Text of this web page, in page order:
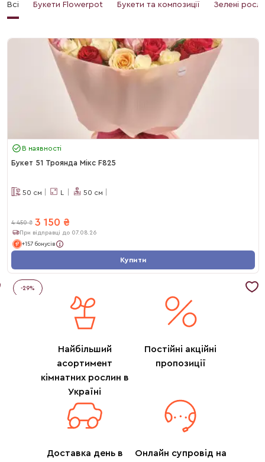
Всі Букети Flowerpot Букети та композиції Зелені
В наявності
Букет 51 Троянда Мікс F825
50 см L 50 см
4 450 ₴ 3 150 ₴
При відправці до 07.08.26
+157 бонусів
Купити
-29%
Найбільший
асортимент
кімнатних рослин в
Україні
Постійні акційні
пропозиції
Доставка день в
Онлайн супровід на